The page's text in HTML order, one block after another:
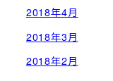
2018年4月
2018年3月
2018年2月